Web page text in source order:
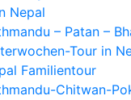
Nepal
– Patan –
Tour in
Familientour
Chitwan-